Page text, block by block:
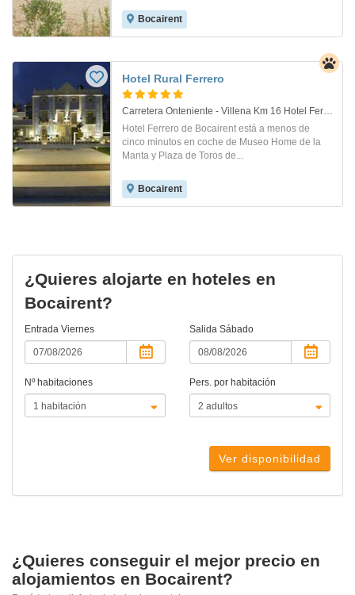
Bocairent
Hotel Rural Ferrero
Carretera Onteniente - Villena Km 16 Hotel Ferrero. Bocairent
Hotel Ferrero de Bocairent está a menos de
cinco minutos en coche de Museo Home de la
Manta y Plaza de Toros de...
Bocairent
¿Quieres alojarte en hoteles en
Bocairent?
Entrada Viernes Salida Sábado
Nº habitaciones Pers. por habitación
Ver disponibilidad
¿Quieres conseguir el mejor precio en
alojamientos en Bocairent?